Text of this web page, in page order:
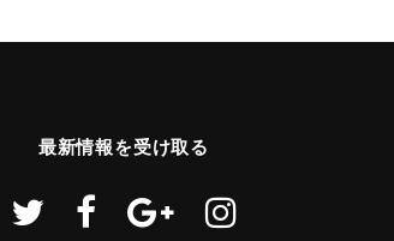
最新情報を受け取る